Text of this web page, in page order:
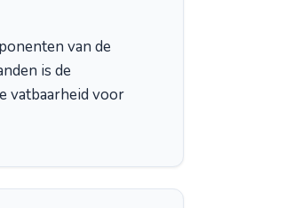
van de
is de
vatbaarheid voor